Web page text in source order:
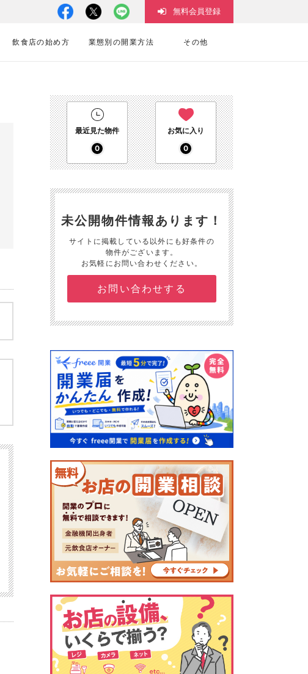
飲食店の始め方 業態別の開業方法 その他
無料会員登録
最近見た物件
0
お気に入り
0
未公開物件情報あります！
サイトに掲載している以外にも好条件の
物件がございます。
お気軽にお問い合わせください。
お問い合わせする